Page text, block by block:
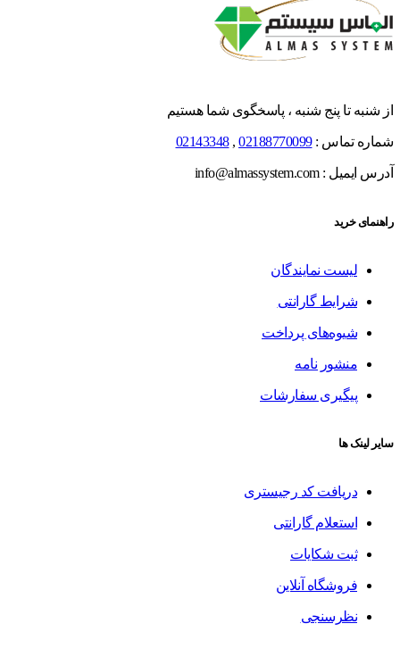
از شنبه تا پنج شنبه ، پاسخگوی شما هستیم
شماره تماس :02188770099
,
02143348
آدرس ایمیل : info@almassystem.com
راهنمای خرید
لیست نمایندگان
شرایط گارانتی
شیوه‌های پرداخت
منشور نامه
پیگیری سفارشات
سایر لینک ها
دریافت کد رجیستری
استعلام گارانتی
ثبت شکایات
فروشگاه آنلاین
نظرسنجی